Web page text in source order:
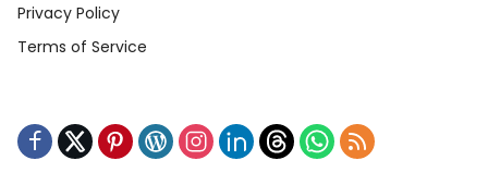
Privacy Policy
Terms of Service